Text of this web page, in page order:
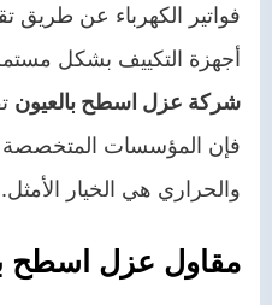
فواتير الكهرباء عن طريق
أجهزة التكييف بشكل
شركة عزل اسطح بالعيون
فإن المؤسسات المتخصصة
والحراري هي الخيار الأمثل.
مقاول عزل اسطح